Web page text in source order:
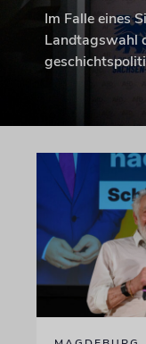
Im Falle eines
Landtagswahl